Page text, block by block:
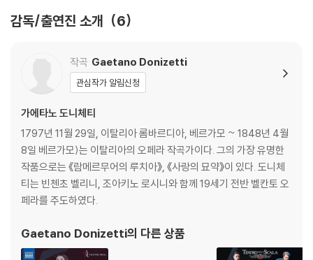
- 1830년 사순절 시즌을 위해 작곡된 가에타노 도니체티의 <대홍수>는
에서 크게 히트한 로시니의 <이집트의 모세>였다. 홍해가 갈라지는 장관
에 견줄만한 대홍수를 무대에 구현하는 것이 핵심이었지만 음악적으로도
로시니에 비교될 수 있도록 심혈을 기울였다. 나폴리에서는 큰 성공을 거
두지 못하자 도니체티는 4년 후 제노바의 테아트로 카를로 펠리체를 위한
개정판을 만들었다. 본 영상은 나폴리 버전에 입각했다.
가족은 센나르 외곽에 방주를 준비한다. 센나르 영주 카드모의 개종한 아
내 셀라는 남편이 개종에 분노해 자신을 경멸하고 신을 불쾌하게 했다고
감독/출연진 소개 6
작곡 Gaetano Donizetti
관심작가 알림신청
가에타노 도니체티
1797년 11월 29일, 이탈리아 롬바르디아, 베르가모 ~ 1848년 4월
8일 베르가모)는 이탈리아의 오페라 작곡가이다. 그의 가장 유명한
작품으로는 《람메르무어의 루치아》, 《사랑의 묘약》이 있다. 도니체
티는 빈첸초 벨리니, 조아키노 로시니와 함께 19세기 전반 벨칸토 오
페라를 주도하였다.
Gaetano Donizetti의 다른 상품